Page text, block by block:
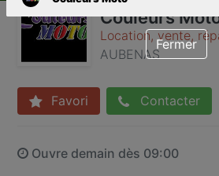
Couleurs
Location, vente,
AUBENAS
Favori Contacter
Ouvre demain dès 09:00
Fermer